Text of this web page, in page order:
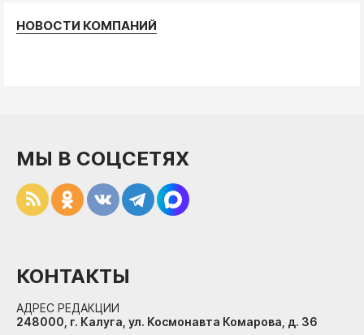
НОВОСТИ КОМПАНИЙ
МЫ В СОЦСЕТЯХ
КОНТАКТЫ
АДРЕС РЕДАКЦИИ
248000, г. Калуга, ул. Космонавта Комарова, д. 36